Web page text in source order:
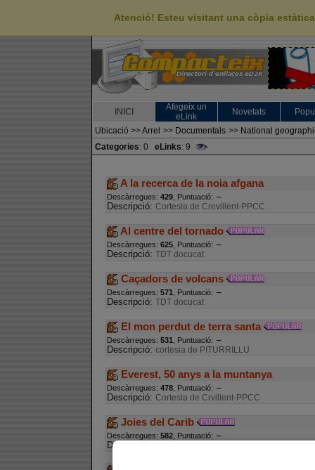
Atenció! Esteu visitant una còpia
INICI
Afegeix un
eLink
Novetats
Ubicació >>Arrel >> Documentals >> National
Categories: 0 eLinks: 9
A la recerca de la noia afgana
Descàrregues: 429, Puntuació:
Descripció: Cortesia de Crevillent-PPCC
Al centre del tornado
Descàrregues: 625, Puntuació:
Descripció: TDT docucat
Caçadors de volcans
Descàrregues: 571 , Puntuació:
Descripció: TDT docucat
El mon perdut de terra santa
Descàrregues: 531 , Puntuació:
Descripció: cortesia de PITURRILLU
Everest, 50 anys a la muntanya
Descàrregues: 478, Puntuació:
Descripció: Cortesia de Crvillent-PPCC
Joies del Carib
Descàrregues: 582, Puntuació:
Descripció: